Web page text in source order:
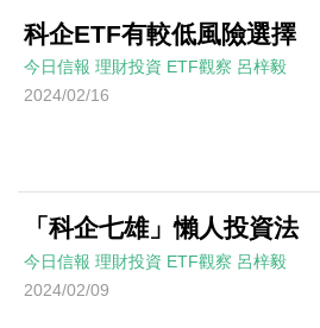
科企ETF有較低風險選擇
今日信報 理財投資 ETF觀察 呂梓毅
2024/02/16
「科企七雄」懶人投資法
今日信報 理財投資 ETF觀察 呂梓毅
2024/02/09